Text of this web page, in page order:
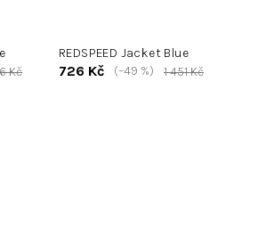
Kč
REDSPEED Jacket Blue
726 Kč 1 451 Kč
(–49 %)